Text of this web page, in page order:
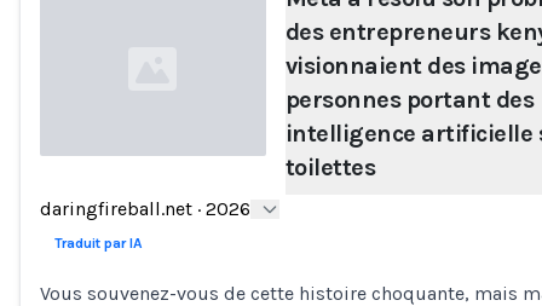
Loading...
des entrepreneurs
visionnaient des
personnes portant
intelligence artificielle
toilettes
daringfireball.net · 2026
Traduit par IA
Vous souvenez-vous de cette histoire choquante, mais